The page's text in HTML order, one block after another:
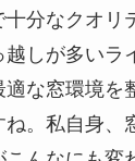
十分なクオリ
しが多いラ
な窓環境を
。私自身、